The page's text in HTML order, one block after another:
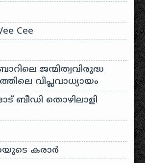
Cee
ജന്മിത്വവിരുദ്ധ
വിപ്ലവാധ്യായം
ബീഡി തൊഴിലാളി
കരാർ